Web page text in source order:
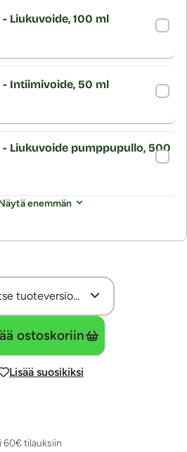
Liukuvoide, 100 ml
- Intiimivoide, 50 ml
- Liukuvoide pumppupullo, 500
enemmän
ostoskoriin
Lisää suosikiksi
60€ tilauksiin